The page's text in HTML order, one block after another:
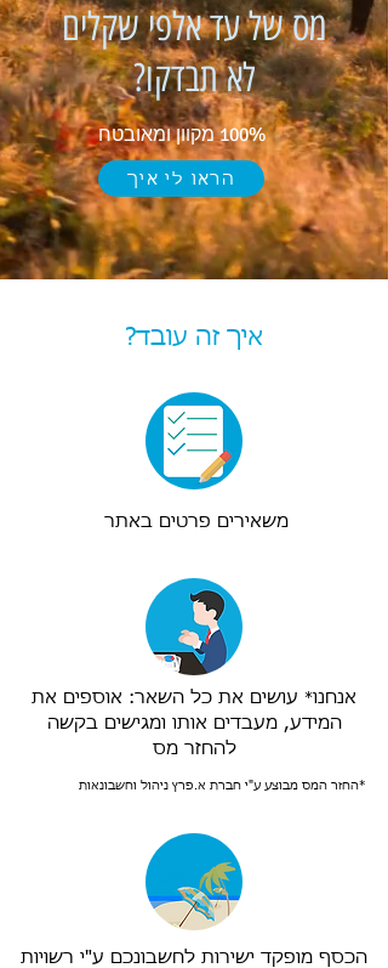
מס של עד אלפי שקלים
לא תבדקו?
100% מקוון ומאובטח
הראו לי איך
איך זה עובד?
משאירים פרטים באתר
אנחנו* עושים את כל השאר: אוספים את
המידע, מעבדים אותו ומגישים בקשה
להחזר מס
*החזר המס מבוצע ע"י חברת א.פרץ ניהול וחשבונאות
הכסף מופקד ישירות לחשבונכם ע"י רשויות